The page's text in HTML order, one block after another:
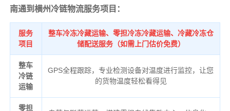
南通到横州冷链物流服务项目：
服务
项目
整车冷冻冷藏运输、零担冷冻冷藏运输、冷藏冷冻仓
储配送服务（如需上门估价免费）
整车
冷链
运输
GPS全程跟踪，专业检测设备对温度进行监控，让您
的货物温度轻松看得见
零担